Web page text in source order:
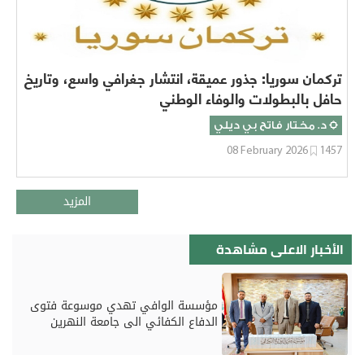
تركمان سوريا: جذور عميقة، انتشار جغرافي واسع، وتاريخ
حافل بالبطولات والوفاء الوطني
د. مختار فاتح بي ديلي
1457
08 February 2026
المزيد
الأخبار الاعلى مشاهدة
مؤسسة الوافي تهدي موسوعة فتوى
الدفاع الكفائي الى جامعة النهرين